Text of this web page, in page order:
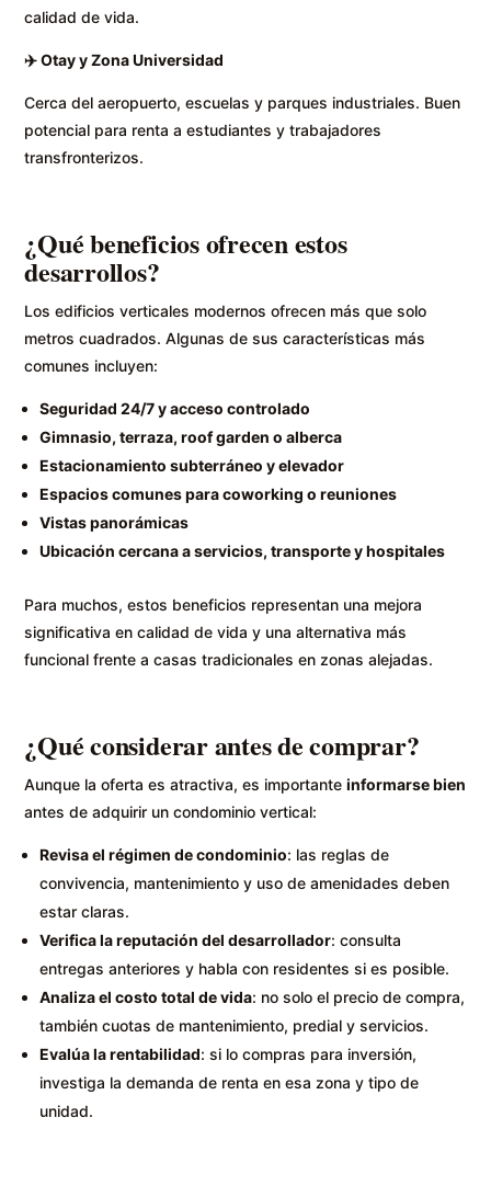
calidad de vida.
✈️Otay y Zona Universidad
Cerca del aeropuerto, escuelas y parques industriales. Buen
potencial para renta a estudiantes y trabajadores
transfronterizos.
¿Qué beneficios ofrecen estos
desarrollos?
Los edificios verticales modernos ofrecen más que solo
metros cuadrados. Algunas de sus características más
comunes incluyen:
Seguridad 24/7 y acceso controlado
Gimnasio, terraza, roof garden o alberca
Estacionamiento subterráneo y elevador
Espacios comunes para coworking o reuniones
Vistas panorámicas
Ubicación cercana a servicios, transporte y hospitales
Para muchos, estos beneficios representan una mejora
significativa en calidad de vida y una alternativa más
funcional frente a casas tradicionales en zonas alejadas.
¿Qué considerar antes de comprar?
Aunque la oferta es atractiva, es importanteinformarse bien
antes de adquirir un condominio vertical:
Revisa el régimen de condominio: las reglas de
convivencia, mantenimiento y uso de amenidades deben
estar claras.
Verifica la reputación del desarrollador: consulta
entregas anteriores y habla con residentes si es posible.
Analiza el costo total de vida: no solo el precio de compra,
también cuotas de mantenimiento, predial y servicios.
Evalúa la rentabilidad: si lo compras para inversión,
investiga la demanda de renta en esa zona y tipo de
unidad.